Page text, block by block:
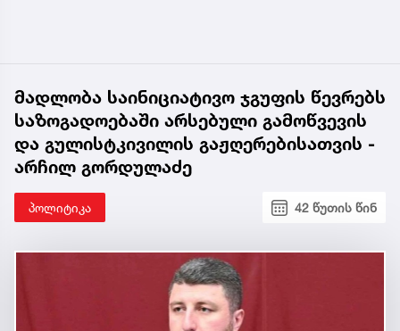
მადლობა საინიციატივო ჯგუფის წევრებს
საზოგადოებაში არსებული გამოწვევის
და გულისტკივილის გაჟღერებისათვის -
არჩილ გორდულაძე
პოლიტიკა 42 წუთის წინ